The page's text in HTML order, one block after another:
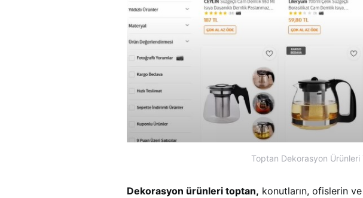
Toptan Dekorasyon Ürünleri
Dekorasyon ürünleri toptan, konutların, ofislerin